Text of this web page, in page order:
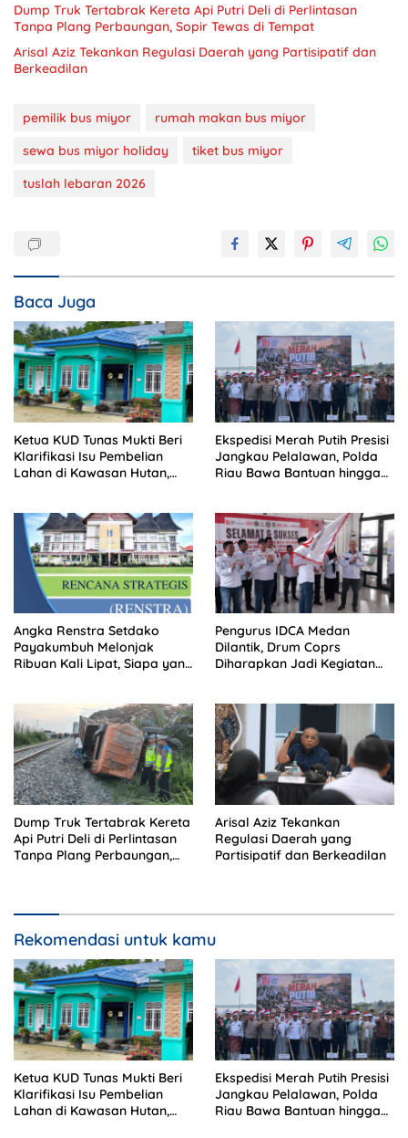
Dump Truk Tertabrak Kereta Api Putri Deli di Perlintasan
Tanpa Plang Perbaungan, Sopir Tewas di Tempat
Arisal Aziz Tekankan Regulasi Daerah yang Partisipatif dan
Berkeadilan
pemilik bus miyor
rumah makan bus miyor
sewa bus miyor holiday
tiket bus miyor
tuslah lebaran 2026
Baca Juga
Ketua KUD Tunas Mukti Beri
Klarifikasi Isu Pembelian
Lahan di Kawasan Hutan,
Ekspedisi Merah Putih Presisi
Jangkau Pelalawan, Polda
Riau Bawa Bantuan hingga
Angka Renstra Setdako
Payakumbuh Melonjak
Ribuan Kali Lipat, Siapa yang
Pengurus IDCA Medan
Dilantik, Drum Coprs
Diharapkan Jadi Kegiatan
Dump Truk Tertabrak Kereta
Api Putri Deli di Perlintasan
Tanpa Plang Perbaungan,
Arisal Aziz Tekankan
Regulasi Daerah yang
Partisipatif dan Berkeadilan
Rekomendasi untuk kamu
Ketua KUD Tunas Mukti Beri
Klarifikasi Isu Pembelian
Lahan di Kawasan Hutan,
Ekspedisi Merah Putih Presisi
Jangkau Pelalawan, Polda
Riau Bawa Bantuan hingga